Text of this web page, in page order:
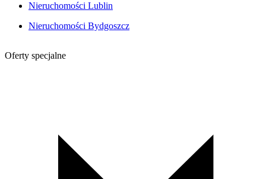
Nieruchomości Lublin
Nieruchomości Bydgoszcz
Oferty specjalne